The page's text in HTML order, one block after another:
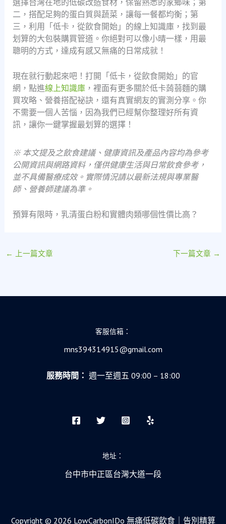
選擇台灣在地的低碳改造食材，保留熟悉的家鄉味；第
二，搭配足夠的蛋白質與蔬菜，讓每一餐都均衡；第
三，利用「低卡，從飲食開始」的線上知識庫，找到最
划算的大包裝購買管道。你絕對可以像小晴一樣，用最
聰明的方式，達成有感又無痛的日常成就！
現在就行動起來吧！打開「低卡，從飲食開始」的官
網，點進線上知識庫，裡面有更多關於低卡蒟蒻麵的購
買攻略、營養搭配祕訣，還有真實網友的實測分享。你
不需要一個人苦惱，因為我們已經幫你整理好所有資
訊，讓你一鍵掌握最划算的選擇！
※ 本文提及之飲食建議、健康資訊及產品內容均為參考
公開資訊與網路資料，僅供健康生活與日常飲食參考，
並不具備醫療成效。實際情況請以最新法規與專業醫
師、營養師建議為準。
預算有限時，乳清蛋白粉和實體肉類哪個性價比高？
← 上一篇文章 下一篇文章 →
客服信箱：
mns394314915@gmail.com
服務時間： 週一至週五 09:00 – 18:00
地址：
台中市中正區台灣大道一段
Copyright © 2026 LowCarbonIDo 無痛低碳飲食｜告別精算